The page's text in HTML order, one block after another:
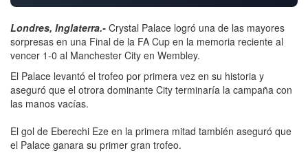
Londres, Inglaterra.- Crystal Palace logró una de las mayores
sorpresas en una Final de la FA Cup en la memoria reciente al
vencer 1-0 al Manchester City en Wembley.
El Palace levantó el trofeo por primera vez en su historia y
aseguró que el otrora dominante City terminaría la campaña con
las manos vacías.
El gol de Eberechi Eze en la primera mitad también aseguró que
el Palace ganara su primer gran trofeo.